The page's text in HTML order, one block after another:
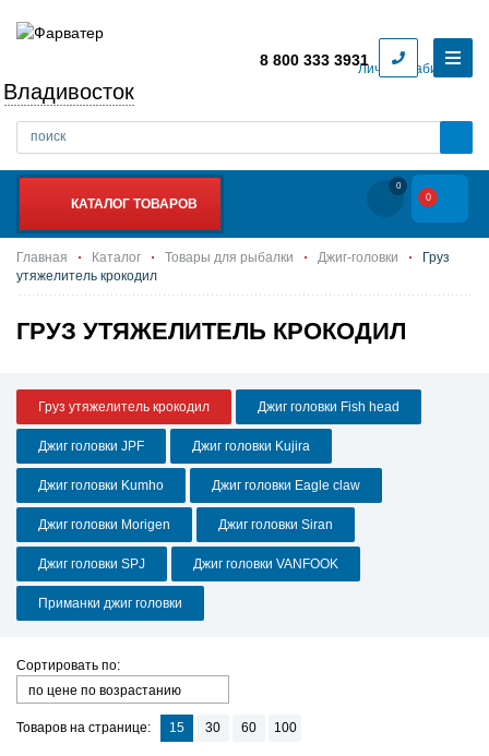
Личный кабинет
Владивосток
8 800 333 3931
КАТАЛОГ ТОВАРОВ
0
0
Главная Каталог Товары для рыбалки Джиг-головки
Груз
утяжелитель крокодил
ГРУЗ УТЯЖЕЛИТЕЛЬ КРОКОДИЛ
Груз утяжелитель крокодил Джиг головки Fish head
Джиг головки JPF Джиг головки Kujira
Джиг головки Kumho Джиг головки Eagle claw
Джиг головки Morigen Джиг головки Siran
Джиг головки SPJ Джиг головки VANFOOK
Приманки джиг головки
Сортировать по:
по цене по возрастанию
Товаров на странице: 15 30 60 100